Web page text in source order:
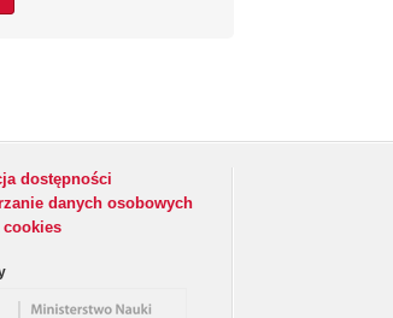
dostępności
danych osobowych
cookies